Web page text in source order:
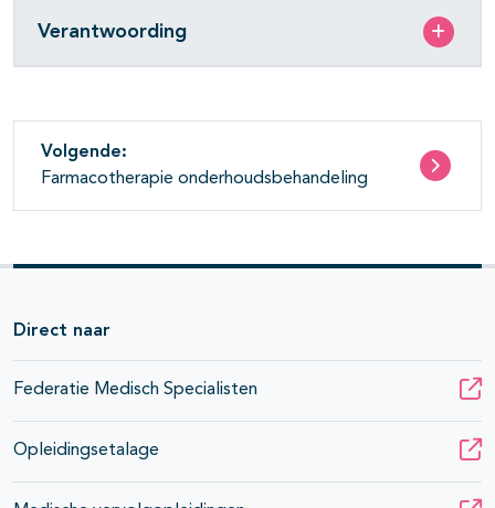
Verantwoording
Volgende:
Farmacotherapie onderhoudsbehandeling
Direct naar
Federatie Medisch Specialisten
Opleidingsetalage